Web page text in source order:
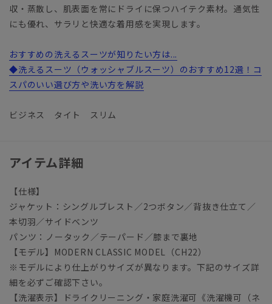
収・蒸散し、肌表面を常にドライに保つハイテク素材。通気性
にも優れ、サラリと快適な着用感を実現します。
おすすめの洗えるスーツが知りたい方は...
◆洗えるスーツ（ウォッシャブルスーツ）のおすすめ12選！コ
スパのいい選び方や洗い方を解説
ビジネス タイト スリム
アイテム詳細
【仕様】
ジャケット：シングルブレスト／2つボタン／背抜き仕立て／
本切羽／サイドベンツ
パンツ：ノータック／テーパード／膝まで裏地
【モデル】MODERN CLASSIC MODEL（CH22）
※モデルにより仕上がりサイズが異なります。下記のサイズ詳
細を必ずご確認下さい。
【洗濯表示】ドライクリーニング・家庭洗濯可《洗濯機可（ネ